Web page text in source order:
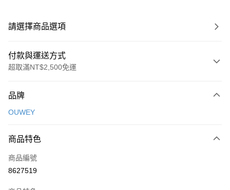
請選擇商品選項
付款與運送方式
超取滿NT$2,500免運
信用卡一次付款
3 期 0 利率 每期
合作金庫商業銀行
上海商業儲蓄銀行
超商取貨付款
LINE Pay
品牌
OUWEY
商品特色
商品編號
8627519